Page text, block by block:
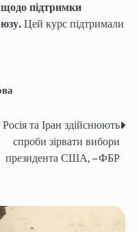
підтримки
Цей курс підтримали
Росія та Іран здійснюють
спроби зірвати вибори
президента США, – ФБР